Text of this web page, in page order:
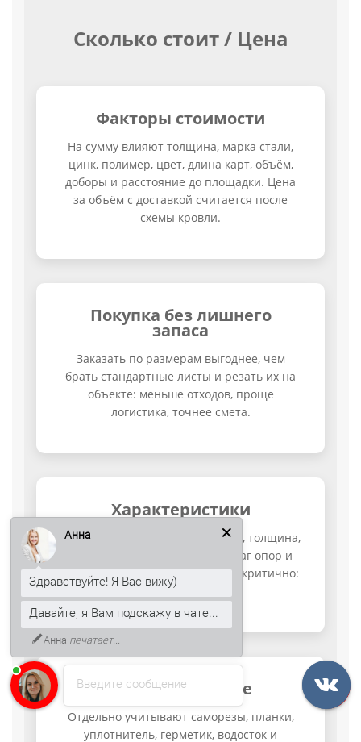
Сколько стоит / Цена
Факторы стоимости
На сумму влияют толщина, марка стали,
цинк, полимер, цвет, длина карт, объём,
доборы и расстояние до площадки. Цена
за объём с доставкой считается после
схемы кровли.
Покупка без лишнего
запаса
Заказать по размерам выгоднее, чем
брать стандартные листы и резать их на
объекте: меньше отходов, проще
логистика, точнее смета.
Характеристики
В расчёт входят характеристики, толщина,
покрытие, рабочая ширина, шаг опор и
узлы соединения. Для Н200 это критично:
профиль несущий.
Комплектующие
Отдельно учитывают саморезы, планки,
уплотнитель, герметик, водосток и
Введите сообщение
Здравствуйте! Я Вас вижу)
Давайте, я Вам подскажу в чате...
К тому же, могу рассказать, как
получить скидку 5% на первый
заказ.